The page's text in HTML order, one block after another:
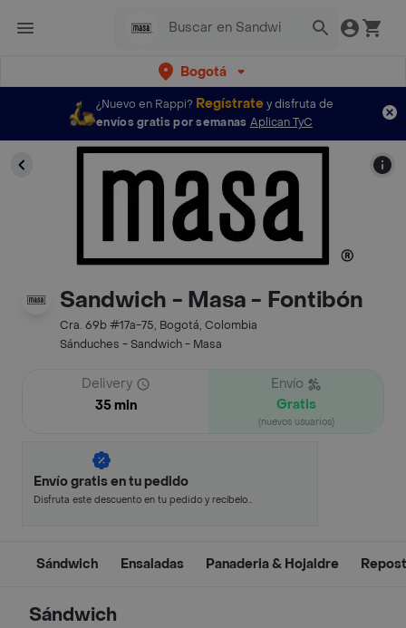
Bogotá
¿Nuevo en Rappi? Regístratey disfruta de
envíos gratis por semanas Aplican TyC
Sandwich - Masa - Fontibón
Cra. 69b #17a-75, Bogotá, Colombia
Sánduches - Sandwich - Masa
Delivery
35 min
Envío
Gratis
(nuevos usuarios)
Envío gratis en tu pedido
Disfruta este descuento en tu pedido y recíbelo
Sándwich Ensaladas Panaderia & Hojaldre
Sándwich